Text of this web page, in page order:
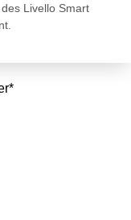
Livello Smart